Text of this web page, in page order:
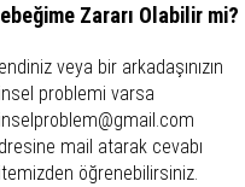
Zararı Olabilir mi?
veya bir arkadaşınızın
problemi varsa
mail atarak cevabı
öğrenebilirsiniz.